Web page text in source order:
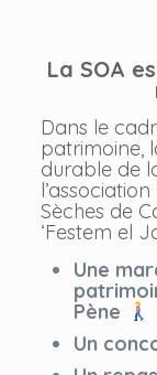
La SOA
Dans le
patrimoine,
durable de
Sèches de
‘Festem el
Une
Pène
Un